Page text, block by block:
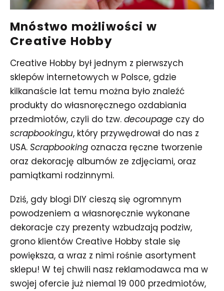
Mnóstwo możliwości w
Creative Hobby
Creative Hobby był jednym z pierwszych
sklepów internetowych w Polsce, gdzie
kilkanaście lat temu można było znaleźć
produkty do własnoręcznego ozdabiania
przedmiotów, czyli do tzw. decoupage czy do
scrapbookingu, który przywędrował do nas z
USA. Scrapbooking oznacza ręczne tworzenie
oraz dekorację albumów ze zdjęciami, oraz
pamiątkami rodzinnymi.
Dziś, gdy blogi DIY cieszą się ogromnym
powodzeniem a własnoręcznie wykonane
dekoracje czy prezenty wzbudzają podziw,
grono klientów Creative Hobby stale się
powiększa, a wraz z nimi rośnie asortyment
sklepu! W tej chwili nasz reklamodawca ma w
swojej ofercie już niemal 19 000 przedmiotów,